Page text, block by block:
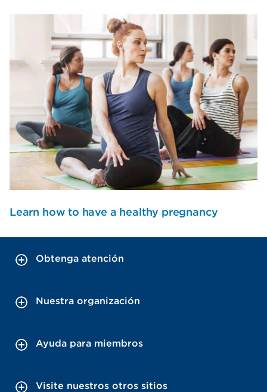
Learn how to have a healthy pregnancy
Obtenga atención
Nuestra organización
Ayuda para miembros
Visite nuestros otros sitios